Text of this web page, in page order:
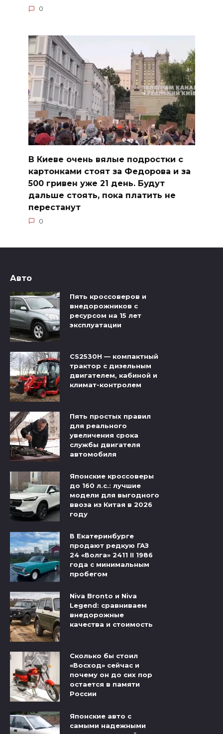
0
В Киеве очень вялые подростки с
картонками стоят за Федорова и за
500 гривен уже 21 день. Будут
дальше стоять, пока платить не
перестанут
0
Авто
Пять кроссоверов и
внедорожников с
ресурсом на 15 лет
эксплуатации
CS2530H — компактный
трактор с дизельным
двигателем, кабиной и
климат-контролем
Пять простых правил
для реального
увеличения срока
службы двигателя
автомобиля
Японские кроссоверы
до 160 л.с.: лучшие
модели для выгодного
ввоза из Китая в 2026
году
В Екатеринбурге
продают редкую ГАЗ
24 «Волга» 2411 II 1986
года с минимальным
пробегом
Niva Bronto и Niva
Legend: сравниваем
внедорожные
качества и стоимость
Сколько бы стоил
«Восход» сейчас и
почему он до сих пор
остается в памяти
России
Японские авто с
самыми надежными